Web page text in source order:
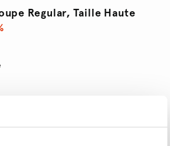
Regular, Taille Haute